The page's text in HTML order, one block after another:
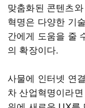
맞춤화된 콘텐츠
혁명은 다양한 기
간에게 도움을 줄
의 확장이다.
사물에 인터넷 연
차 산업혁명이라